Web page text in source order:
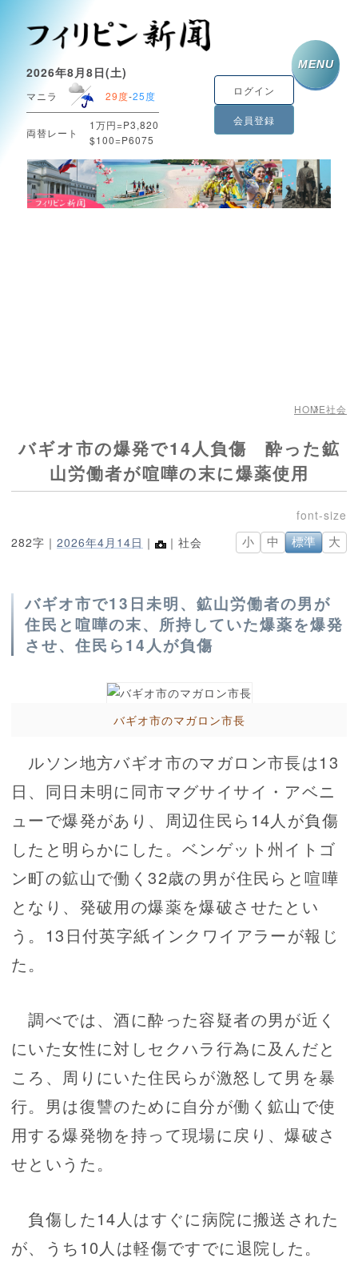
2026年8月8日(土)
マニラ 29度-25度
両替レート
1万円=P3,820
$100=P6075
ログイン
会員登録
MENU
HOME社会
バギオ市の爆発で14人負傷 酔った鉱
山労働者が喧嘩の末に爆薬使用
282字｜ 2026年4月14日 ｜ ｜社会 小 中 標準 大
バギオ市で13日未明、鉱山労働者の男が
住民と喧嘩の末、所持していた爆薬を爆発
させ、住民ら14人が負傷
バギオ市のマガロン市長
ルソン地方バギオ市のマガロン市長は13
日、同日未明に同市マグサイサイ・アベニ
ューで爆発があり、周辺住民ら14人が負傷
したと明らかにした。ベンゲット州イトゴ
ン町の鉱山で働く32歳の男が住民らと喧嘩
となり、発破用の爆薬を爆破させたとい
う。13日付英字紙インクワイアラーが報じ
た。
調べでは、酒に酔った容疑者の男が近く
にいた女性に対しセクハラ行為に及んだと
ころ、周りにいた住民らが激怒して男を暴
行。男は復讐のために自分が働く鉱山で使
用する爆発物を持って現場に戻り、爆破さ
せというた。
負傷した14人はすぐに病院に搬送された
が、うち10人は軽傷ですでに退院した。